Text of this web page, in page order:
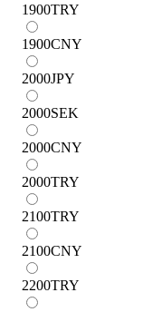
1900TRY
1900CNY
2000JPY
2000SEK
2000CNY
2000TRY
2100TRY
2100CNY
2200TRY